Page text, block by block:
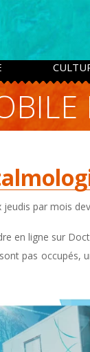
par mois
en ligne sur
pas occupés,